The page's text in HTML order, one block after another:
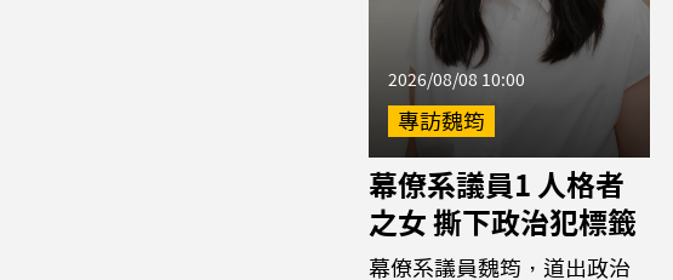
2026/08/08 10:00
專訪魏筠
幕僚系議員1 人格者
之女 撕下政治犯標籤
幕僚系議員魏筠，道出政治